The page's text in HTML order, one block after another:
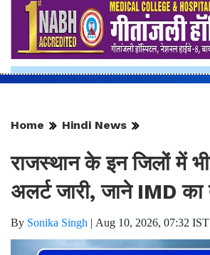
Home Hindi News
राजस्थान के इन जिलों में
अलर्ट जारी, जाने IMD का
By Sonika Singh | Aug 10, 2026, 07:32 IST